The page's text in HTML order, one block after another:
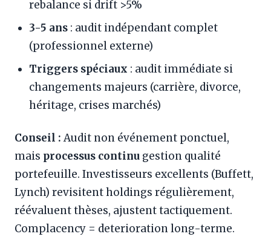
rebalance si drift >5%
3-5 ans : audit indépendant complet
(professionnel externe)
Triggers spéciaux : audit immédiate si
changements majeurs (carrière, divorce,
héritage, crises marchés)
Conseil :Audit non événement ponctuel,
mais processus continu gestion qualité
portefeuille. Investisseurs excellents (Buffett,
Lynch) revisitent holdings régulièrement,
réévaluent thèses, ajustent tactiquement.
Complacency = deterioration long-terme.